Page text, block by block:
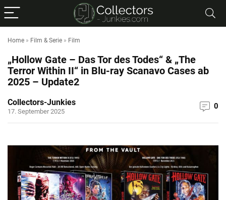
Home » Film & Serie » Film
„Hollow Gate – Das Tor des Todes“ & „The
Terror Within II“ in Blu-ray Scanavo Cases ab
2025 – Update2
Collectors-Junkies
17. September 2025
0